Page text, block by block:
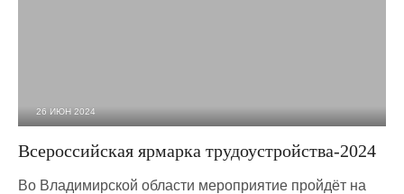
26 ИЮН 2024
Всероссийская ярмарка трудоустройства-2024
Во Владимирской области мероприятие пройдёт на